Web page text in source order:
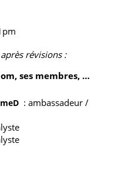
révisions :
ses membres, …
: ambassadeur /